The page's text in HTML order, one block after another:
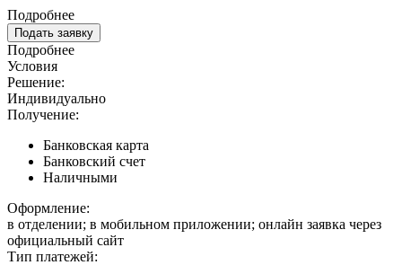
Подробнее
Подать заявку
Подробнее
Условия
Решение:
Индивидуально
Получение:
Банковская карта
Банковский счет
Наличными
Оформление:
в отделении; в мобильном приложении; онлайн заявка через
официальный сайт
Тип платежей: